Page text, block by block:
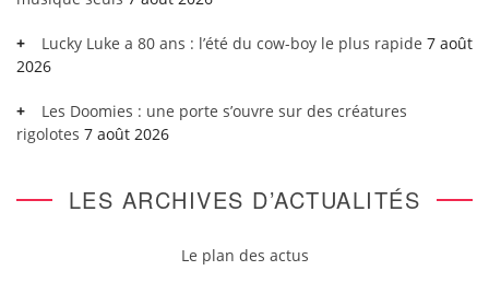
Lucky Luke a 80 ans : l’été du cow-boy le plus rapide 7 août
2026
Les Doomies : une porte s’ouvre sur des créatures
rigolotes 7 août 2026
LES ARCHIVES D’ACTUALITÉS
Le plan des actus